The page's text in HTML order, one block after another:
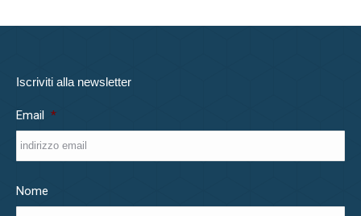
Iscriviti alla newsletter
Email *
Nome